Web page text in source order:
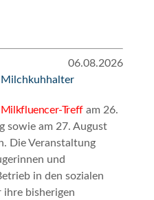
06.08.2026
Milkfluencer-Treffam 26.
sowie am 27. August
Die Veranstaltung
und
in den sozialen
ihre bisherigen